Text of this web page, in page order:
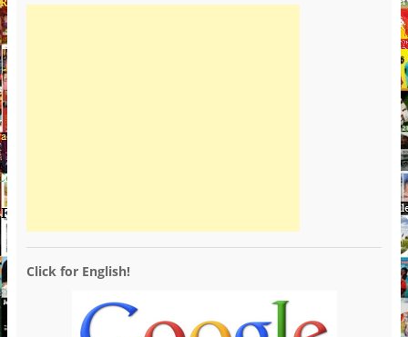
Click for English!